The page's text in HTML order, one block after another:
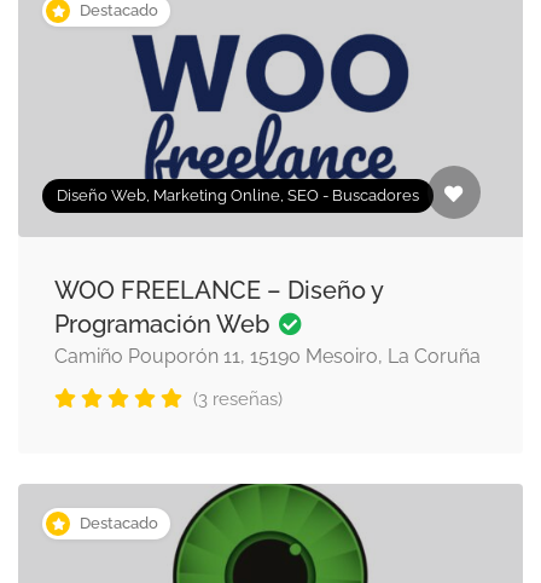
Destacado
Diseño Web, Marketing Online, SEO - Buscadores
WOO FREELANCE – Diseño y
Programación Web
Camiño Pouporón 11, 15190 Mesoiro, La Coruña
(3 reseñas)
Destacado